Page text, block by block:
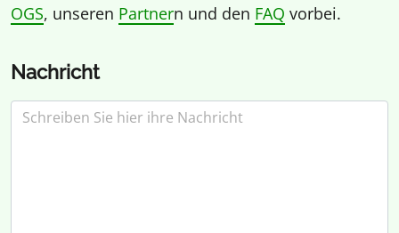
OGS, unseren Partnern und den FAQ vorbei.
Nachricht